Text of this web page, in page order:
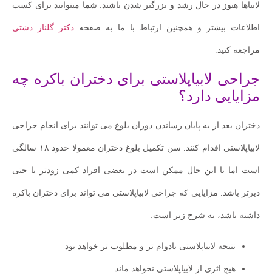
لابیاها هنوز در حال رشد و بزرگتر شدن باشند. شما میتوانید برای کسب
اطلاعات بیشتر و همچنین ارتباط با ما به صفحه دکتر گلناز دشتی
مراجعه کنید.
جراحی لابیاپلاستی برای دختران باکره چه
مزایایی دارد؟
دختران بعد از به پایان رساندن دوران بلوغ می توانند برای انجام جراحی
لابیاپلاستی اقدام کنند. سن تکمیل بلوغ دختران معمولا حدود ۱۸ سالگی
است اما با این حال ممکن است در بعضی افراد کمی زودتر یا حتی
دیرتر باشد. مزایایی که جراحی لابیاپلاستی می تواند برای دختران باکره
داشته باشد، به شرح زیر است:
نتیجه لابیاپلاستی بادوام تر و مطلوب تر خواهد بود
هیچ اثری از لابیاپلاستی نخواهد ماند